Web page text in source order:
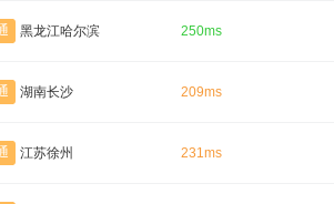
黑龙江哈尔滨 250ms
湖南长沙 209ms
江苏徐州 231ms